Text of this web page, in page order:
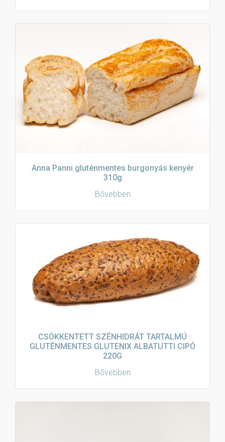
Anna Panni gluténmentes burgonyás kenyér
310g
Bővebben
CSÖKKENTETT SZÉNHIDRÁT TARTALMÚ
GLUTÉNMENTES GLUTENIX ALBATUTTI CIPÓ
220G
Bővebben